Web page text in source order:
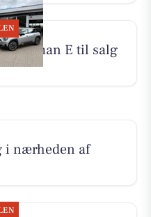
Aceman E til salg
i nærheden af